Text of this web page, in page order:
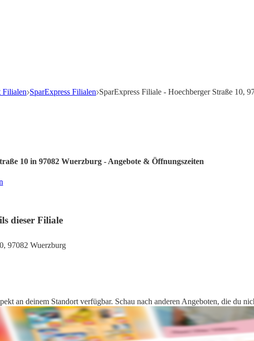
Filialen SparExpress Filialen SparExpress Filiale - Hoechberger Straße 10,
10 in 97082 Wuerzburg - Angebote & Öffnungszeiten
dieser Filiale
97082 Wuerzburg
an deinem Standort verfügbar. Schau nach anderen Angeboten, die du